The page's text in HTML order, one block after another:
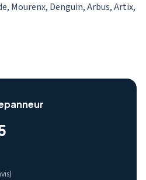
Mourenx, Denguin, Arbus, Artix,